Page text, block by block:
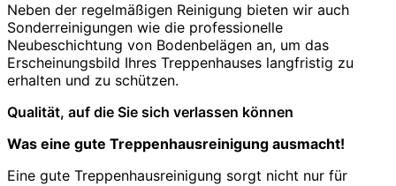
Neben der regelmäßigen Reinigung bieten wir auch
Sonderreinigungen wie die professionelle
Neubeschichtung von Bodenbelägen an, um das
Erscheinungsbild Ihres Treppenhauses langfristig zu
erhalten und zu schützen.
Qualität, auf die Sie sich verlassen können
Was eine gute Treppenhausreinigung ausmacht!
Eine gute Treppenhausreinigung sorgt nicht nur für